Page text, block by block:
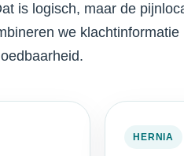
is logisch, maar de
we
HERNIA